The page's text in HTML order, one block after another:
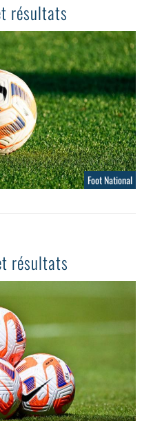
résultats
Foot National
résultats